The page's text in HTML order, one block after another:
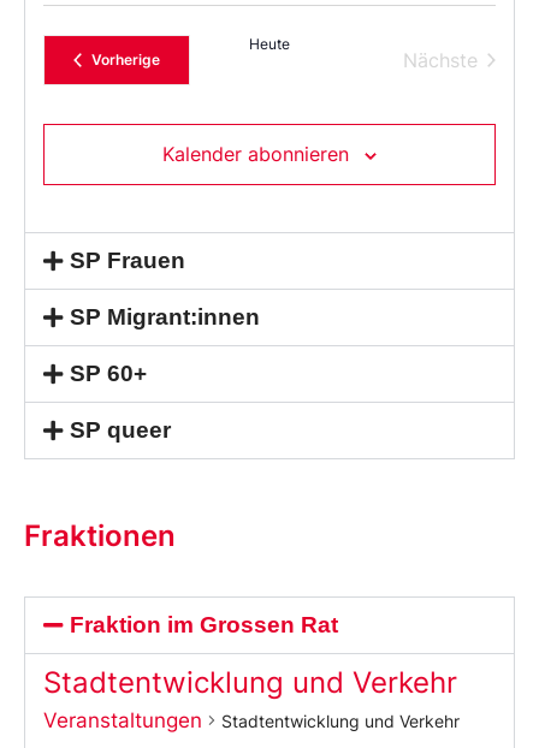
Sie
das
Datum
aus.
VorherigeVeranstaltungen
Heute
Nächste
Kalender abonnieren
SP Frauen
SP Migrant:innen
SP 60+
SP queer
Fraktionen
Fraktion im Grossen Rat
Stadtentwicklung und Verkehr
Veranstaltungen Stadtentwicklung und Verkehr